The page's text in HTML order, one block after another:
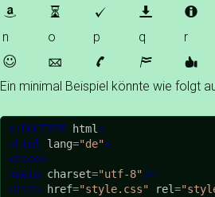
a b c d e
n o p q r
n o p q r
Ein minimal Beispiel könnte wie folgt
<! DOCTYPE html>
<html lang="de">
<head>
<meta charset="utf-8"/>
<link href="style.css" rel="